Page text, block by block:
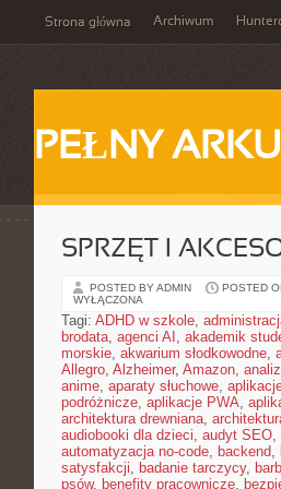
Strona główna Archiwum
PEŁNY
SPRZĘT I
POSTED BY ADMIN POSTED
WYŁĄCZONA
Tagi: ADHD w szkole,
brodata, agenci AI , akademik
morskie, akwarium słodkowodne,
Allegro, Alzheimer, Amazon,
anime, aparaty słuchowe,
podróżnicze, aplikacje PWA,
architektura drewniana,
audiobooki dla dzieci, audyt SEO,
automatyzacja no-code, backend,
satysfakcji, badanie tarczycy,
psów, benefity pracownicze,